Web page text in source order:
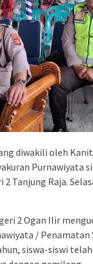
diwakili oleh
Purnawiyata
Tanjung Raja.
2 Ogan Ilir
/ Penamatan
siswa-siswi